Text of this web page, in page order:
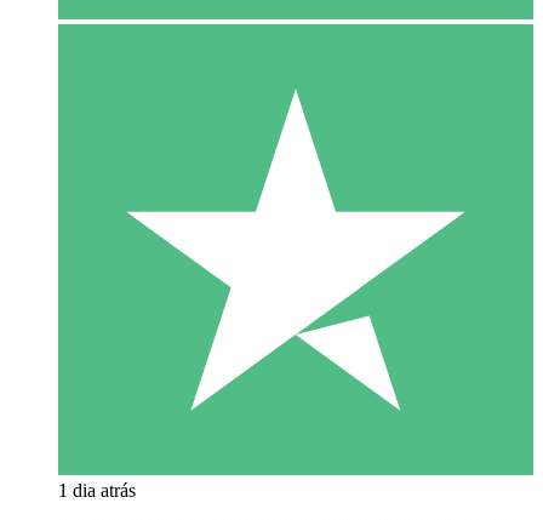
1 dia atrás